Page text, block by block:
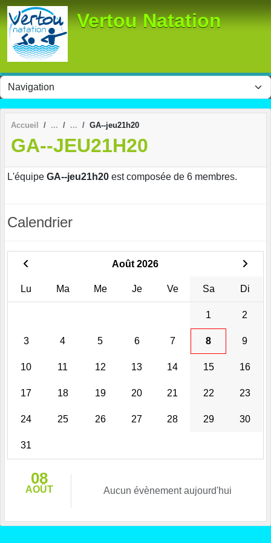
Vertou Natation
Accueil GA--jeu21h20
GA--JEU21H20
L'équipe GA--jeu21h20 est composée de 6 membres.
Calendrier
Août 2026
Lu Ma Me Je Ve Sa Di
1 2
3 4 5 6 7 8 9
10 11 12 13 14 15 16
17 18 19 20 21 22 23
24 25 26 27 28 29 30
31
08
AOÛT Aucun évènement aujourd'hui
Panneau de gestion des cookies